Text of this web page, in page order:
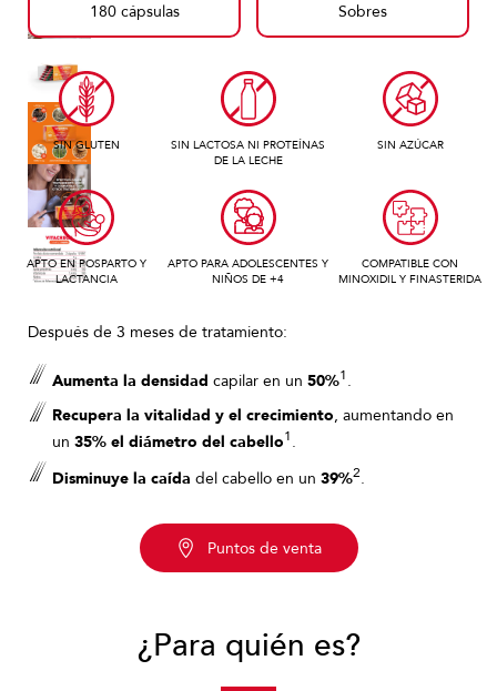
180 cápsulas Sobres
SIN GLUTEN
SIN LACTOSA NI PROTEÍNAS
DE LA LECHE
SIN AZÚCAR
APTO EN POSPARTO Y
LACTANCIA
APTO PARA ADOLESCENTES Y
NIÑOS DE +4
COMPATIBLE CON
MINOXIDIL Y FINASTERIDA
Después de 3 meses de tratamiento:
Aumenta la densidad capilar en un 50%1.
Recupera la vitalidad y el crecimiento, aumentando en
un 35% el diámetro del cabello1.
Disminuye la caída del cabello en un 39%2.
Puntos de venta
¿Para quién es?